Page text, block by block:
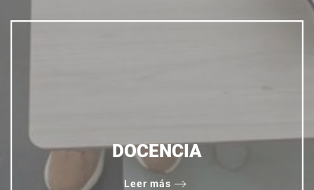
DOCENCIA
Leer más